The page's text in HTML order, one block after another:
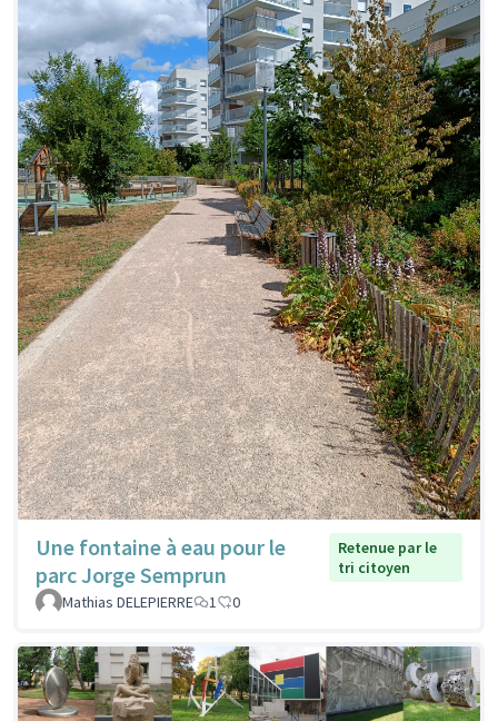
Une fontaine à eau pour le
parc Jorge Semprun
Retenue par le
tri citoyen
Mathias DELEPIERRE
1 0